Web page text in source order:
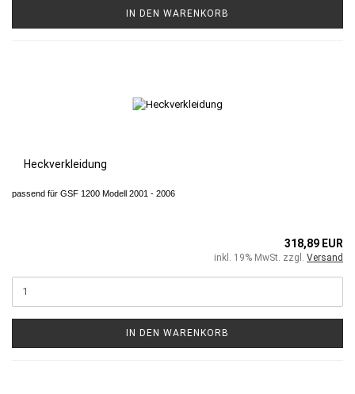
IN DEN WARENKORB
Heckverkleidung
passend für GSF 1200 Modell 2001 - 2006
318,89 EUR
inkl. 19% MwSt. zzgl. Versand
IN DEN WARENKORB